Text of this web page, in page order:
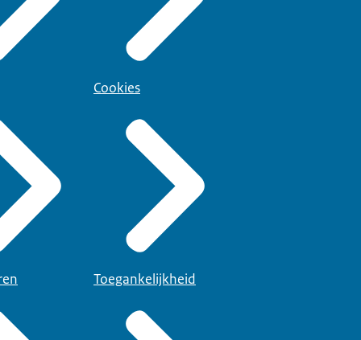
Cookies
Toegankelijkheid